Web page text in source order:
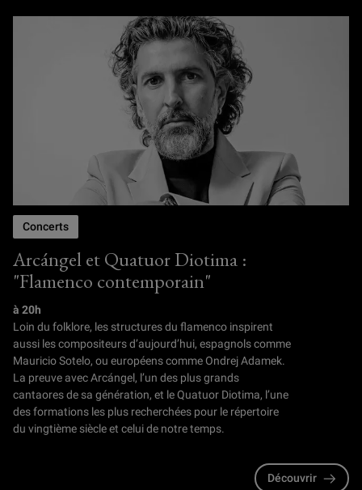
Arcángel et Quatuor Diotima :
"Flamenco contemporain"
Concerts
à 20h
Loin du folklore, les structures du flamenco inspirent
aussi les compositeurs d’aujourd’hui, espagnols comme
Mauricio Sotelo, ou européens comme Ondrej Adamek.
La preuve avec Arcángel, l’un des plus grands
cantaores de sa génération, et le Quatuor Diotima, l’une
des formations les plus recherchées pour le répertoire
du vingtième siècle et celui de notre temps.
Découvrir